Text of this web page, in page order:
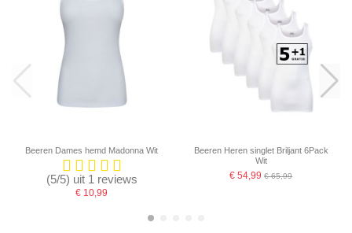
Beeren Dames hemd Madonna Wit
(5/5) uit 1 reviews
€ 10,99
Beeren Heren singlet Briljant 6Pack
Wit
€ 54,99€ 65,99